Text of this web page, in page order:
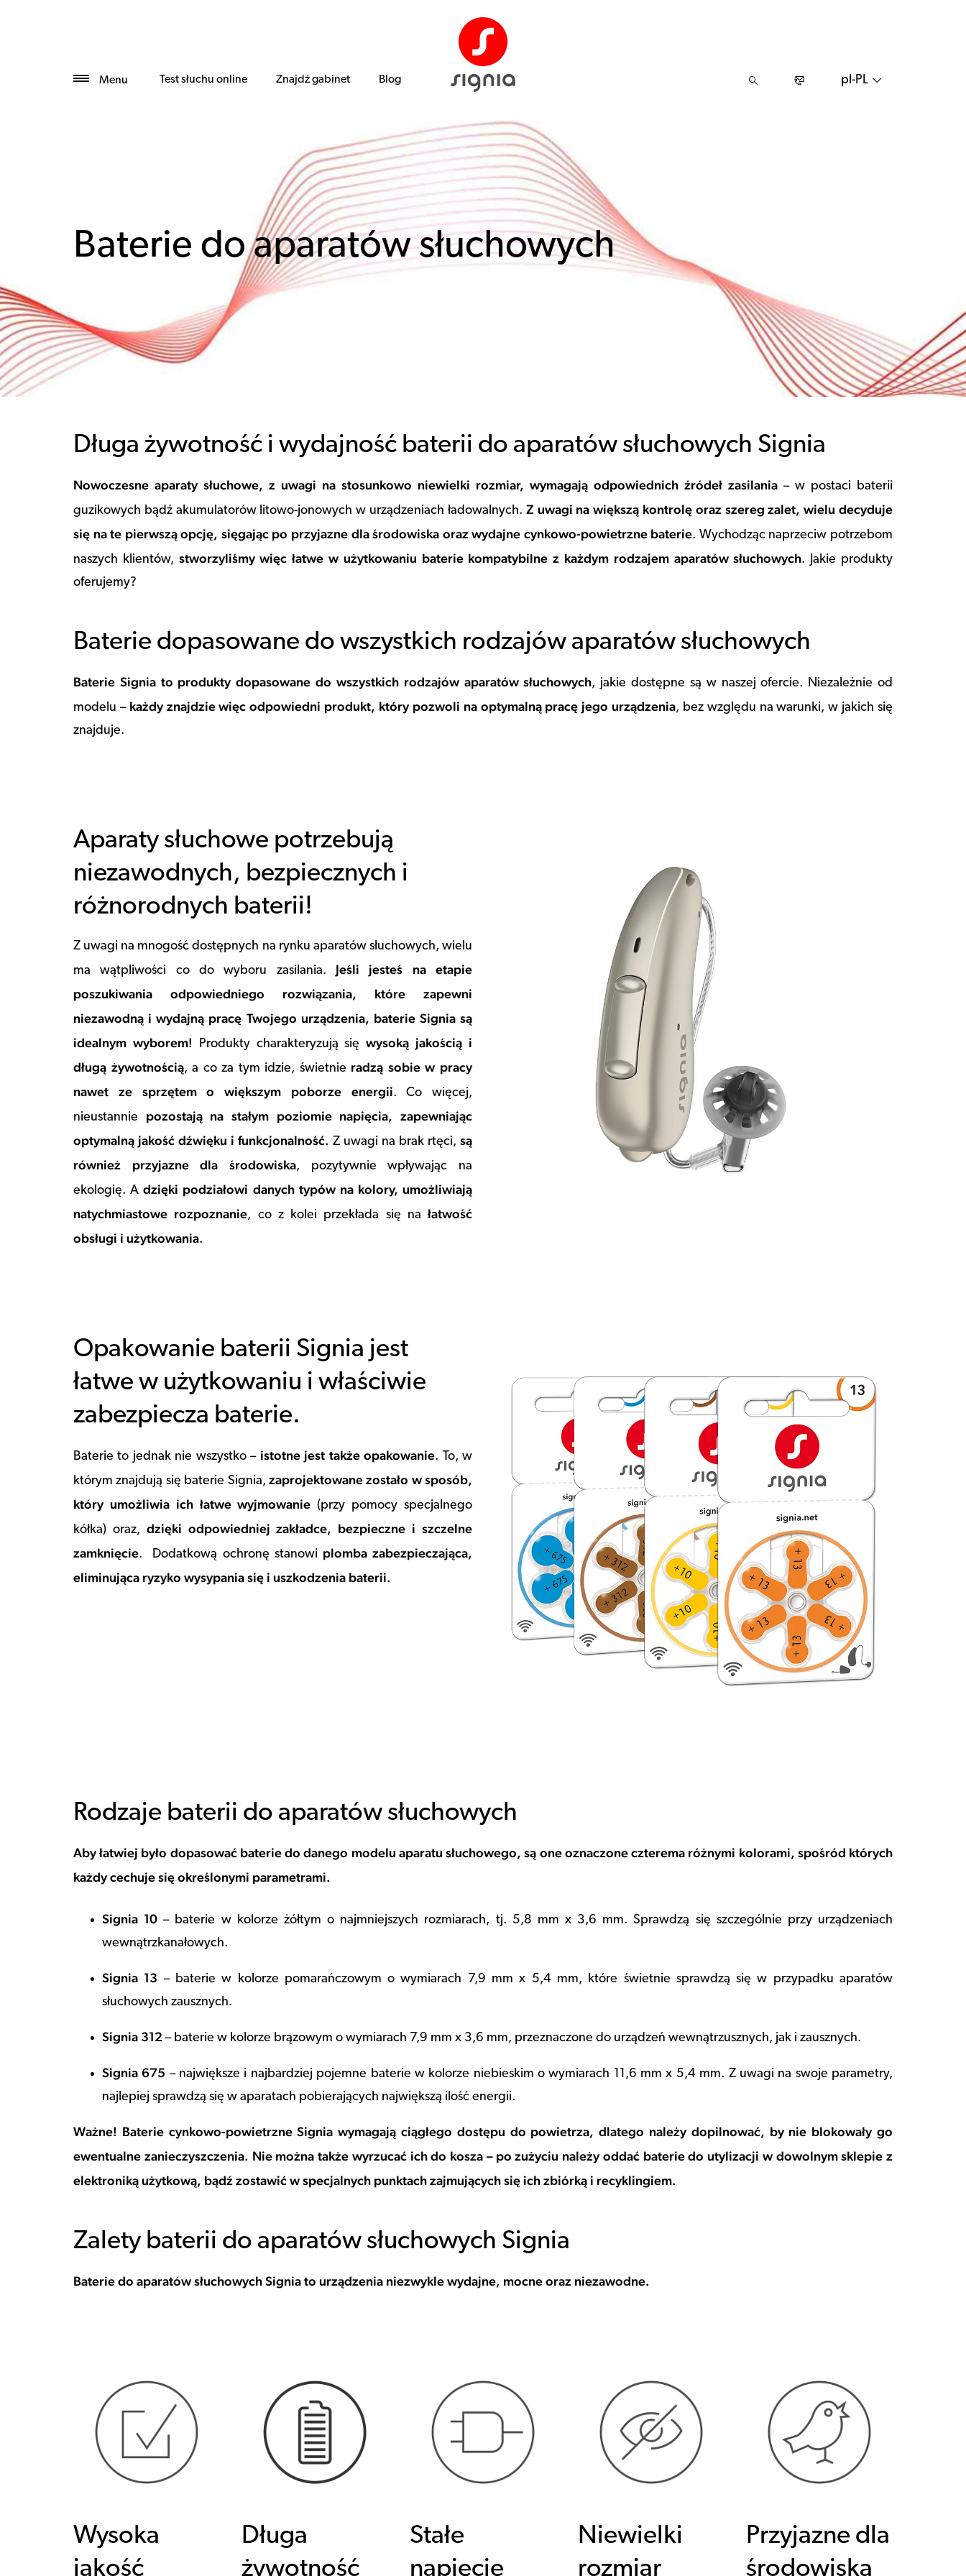
Menu Test słuchu online Znajdź gabinet Blog pl-PL
Baterie do aparatów słuchowych
Długa żywotność i wydajność baterii do aparatów słuchowych Signia
Nowoczesne aparaty słuchowe, z uwagi na stosunkowo niewielki rozmiar, wymagają odpowiednich źródeł zasilania – w postaci baterii
guzikowych bądź akumulatorów litowo-jonowych w urządzeniach ładowalnych. Z uwagi na większą kontrolę oraz szereg zalet, wielu decyduje
się na te pierwszą opcję, sięgając po przyjazne dla środowiska oraz wydajne cynkowo-powietrzne baterie. Wychodząc naprzeciw potrzebom
naszych klientów, stworzyliśmy więc łatwe w użytkowaniu baterie kompatybilne z każdym rodzajem aparatów słuchowych. Jakie produkty
oferujemy?
Baterie dopasowane do wszystkich rodzajów aparatów słuchowych
Baterie Signia to produkty dopasowane do wszystkich rodzajów aparatów słuchowych, jakie dostępne są w naszej ofercie. Niezależnie od
modelu – każdy znajdzie więc odpowiedni produkt, który pozwoli na optymalną pracę jego urządzenia, bez względu na warunki, w jakich się
znajduje.
Aparaty słuchowe potrzebują
niezawodnych, bezpiecznych i
różnorodnych baterii!
Z uwagi na mnogość dostępnych na rynku aparatów słuchowych, wielu
ma wątpliwości co do wyboru zasilania. Jeśli jesteś na etapie
poszukiwania odpowiedniego rozwiązania, które zapewni
niezawodną i wydajną pracę Twojego urządzenia, baterie Signia są
idealnym wyborem! Produkty charakteryzują sięwysoką jakością i
długą żywotnością, a co za tym idzie, świetnie radzą sobie w pracy
nawet ze sprzętem o większym poborze energii. Co więcej,
nieustannie pozostają na stałym poziomie napięcia, zapewniając
optymalną jakość dźwięku i funkcjonalność. Z uwagi na brak rtęci, są
również przyjazne dla środowiska, pozytywnie wpływając na
ekologię. Adzięki podziałowi danych typów na kolory, umożliwiają
natychmiastowe rozpoznanie, co z kolei przekłada się na łatwość
obsługi i użytkowania.
Opakowanie baterii Signia jest
łatwe w użytkowaniu i właściwie
zabezpiecza baterie.
Baterie to jednak nie wszystko – istotne jest także opakowanie. To, w
którym znajdują się baterie Signia, zaprojektowane zostało w sposób,
który umożliwia ich łatwe wyjmowanie (przy pomocy specjalnego
kółka) oraz, dzięki odpowiedniej zakładce, bezpieczne i szczelne
zamknięcie. Dodatkową ochronę stanowi plomba zabezpieczająca,
eliminująca ryzyko wysypania się i uszkodzenia baterii.
Rodzaje baterii do aparatów słuchowych
Aby łatwiej było dopasować baterie do danego modelu aparatu słuchowego, są one oznaczone czterema różnymi kolorami, spośród których
każdy cechuje się określonymi parametrami.
Signia 10 – baterie w kolorze żółtym o najmniejszych rozmiarach, tj. 5,8 mm x 3,6 mm. Sprawdzą się szczególnie przy urządzeniach
wewnątrzkanałowych.
Signia 13 – baterie w kolorze pomarańczowym o wymiarach 7,9 mm x 5,4 mm, które świetnie sprawdzą się w przypadku aparatów
słuchowych zausznych.
Signia 312 – baterie w kolorze brązowym o wymiarach 7,9 mm x 3,6 mm, przeznaczone do urządzeń wewnątrzusznych, jak i zausznych.
Signia 675 – największe i najbardziej pojemne baterie w kolorze niebieskim o wymiarach 11,6 mm x 5,4 mm. Z uwagi na swoje parametry,
najlepiej sprawdzą się w aparatach pobierających największą ilość energii.
Ważne! Baterie cynkowo-powietrzne Signia wymagają ciągłego dostępu do powietrza, dlatego należy dopilnować, by nie blokowały go
ewentualne zanieczyszczenia. Nie można także wyrzucać ich do kosza – po zużyciu należy oddać baterie do utylizacji w dowolnym sklepie z
elektroniką użytkową, bądź zostawić w specjalnych punktach zajmujących się ich zbiórką i recyklingiem.
Zalety baterii do aparatów słuchowych Signia
Baterie do aparatów słuchowych Signia to urządzenia niezwykle wydajne, mocne oraz niezawodne.
Wysoka
jakość
Długa
żywotność
Stałe
napięcie
Niewielki
rozmiar
Przyjazne dla
środowiska